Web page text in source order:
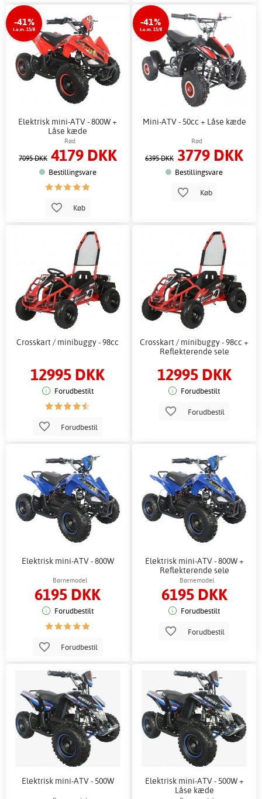
-41%
t.o.m. 15/8
Elektrisk mini-ATV - 800W +
Låse kæde
Rød
7095 DKK 4179 DKK
Bestillingsvare
Køb
-41%
t.o.m. 15/8
Mini-ATV - 50cc + Låse kæde
Rød
6395 DKK 3779 DKK
Bestillingsvare
Køb
Crosskart / minibuggy - 98cc
12995 DKK
Forudbestilt
Forudbestil
Crosskart / minibuggy - 98cc +
Reflekterende sele
12995 DKK
Forudbestilt
Forudbestil
Elektrisk mini-ATV - 800W
Børnemodel
6195 DKK
Forudbestilt
Forudbestil
Elektrisk mini-ATV - 800W +
Reflekterende sele
Børnemodel
6195 DKK
Forudbestilt
Forudbestil
Elektrisk mini-ATV - 500W
Elektrisk mini-ATV - 500W +
Låse kæde